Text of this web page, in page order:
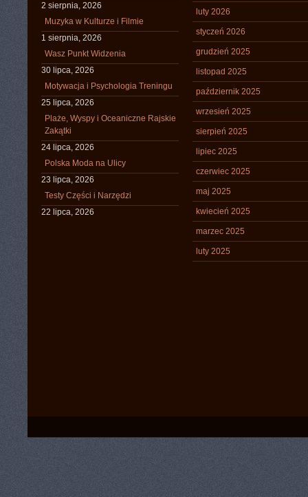
2 sierpnia, 2026
Muzyka w Kulturze i Filmie
1 sierpnia, 2026
Wasz Punkt Widzenia
30 lipca, 2026
Motywacja i Psychologia Treningu
25 lipca, 2026
Plaże, Wyspy i Oceaniczne Rajskie
Zakątki
24 lipca, 2026
Polska Moda na Ulicy
23 lipca, 2026
Testy Części i Narzędzi
22 lipca, 2026
luty 2026
styczeń 2026
grudzień 2025
listopad 2025
październik 2025
wrzesień 2025
sierpień 2025
lipiec 2025
czerwiec 2025
maj 2025
kwiecień 2025
marzec 2025
luty 2025